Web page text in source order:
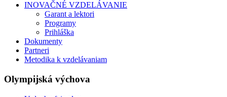
INOVAČNÉ VZDELÁVANIE
Garant a lektori
Programy
Prihláška
Dokumenty
Partneri
Metodika k vzdelávaniam
Olympijská výchova